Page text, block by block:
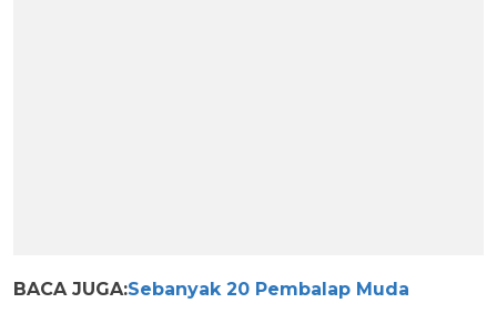
BACA JUGA:Sebanyak 20 Pembalap Muda